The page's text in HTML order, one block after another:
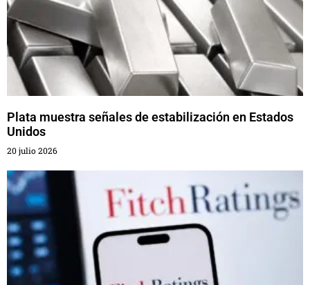
Plata muestra señales de estabilización en Estados
Unidos
20 julio 2026